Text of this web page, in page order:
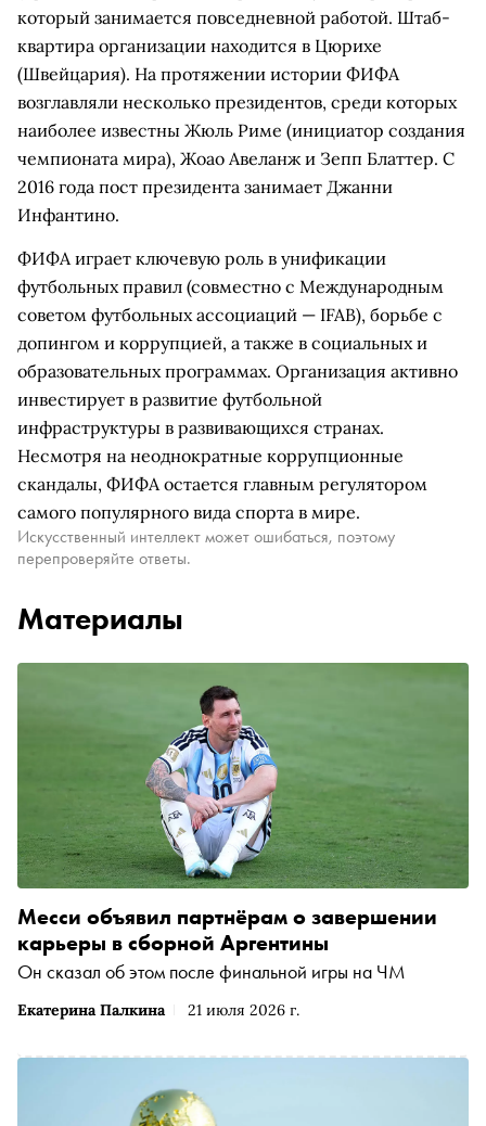
который занимается повседневной работой. Штаб-
квартира организации находится в Цюрихе
(Швейцария). На протяжении истории ФИФА
возглавляли несколько президентов, среди которых
наиболее известны Жюль Риме (инициатор создания
чемпионата мира), Жоао Авеланж и Зепп Блаттер. С
2016 года пост президента занимает Джанни
Инфантино.
ФИФА играет ключевую роль в унификации
футбольных правил (совместно с Международным
советом футбольных ассоциаций — IFAB), борьбе с
допингом и коррупцией, а также в социальных и
образовательных программах. Организация активно
инвестирует в развитие футбольной
инфраструктуры в развивающихся странах.
Несмотря на неоднократные коррупционные
скандалы, ФИФА остается главным регулятором
самого популярного вида спорта в мире.
Искусственный интеллект может ошибаться, поэтому
перепроверяйте ответы.
Материалы
Екатерина Палкина 21 июля 2026 г.
Месси объявил партнёрам о завершении
карьеры в сборной Аргентины
Он сказал об этом после финальной игры на ЧМ